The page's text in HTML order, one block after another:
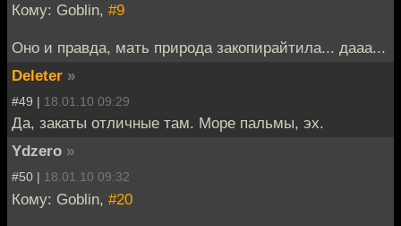
Кому: Goblin, #9
Оно и правда, мать природа закопирайтила... дааа...
Deleter »
#49 | 18.01.10 09:29
Да, закаты отличные там. Море пальмы, эх.
Ydzero »
#50 | 18.01.10 09:32
Кому: Goblin, #20